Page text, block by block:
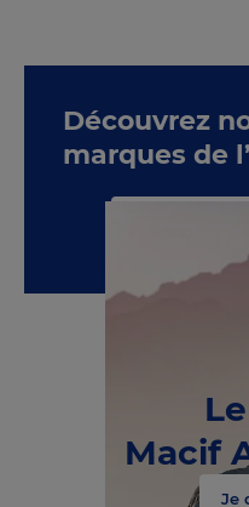
Découvrez
marques de
Macif
Je